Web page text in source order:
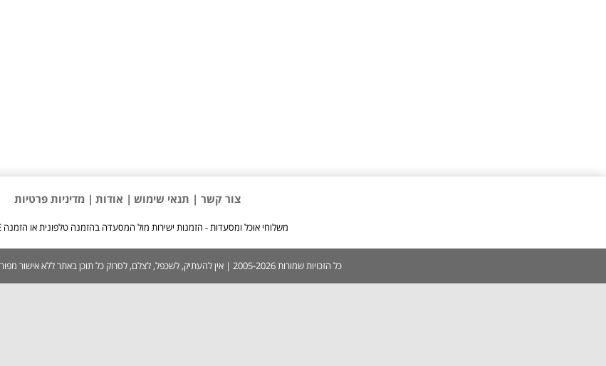
צור קשר | תנאי שימוש | אודות | מדיניות פרטיות
משלוחי אוכל ומסעדות - הזמנות ישירות מול המסעדה בהזמנה טלפונית או הזמנה ONLINE
כל הזכויות שמורות 2005-2026 | אין להעתיק, לשכפל, לצלם, לסרוק כל תוכן באתר ללא אישור מפורש בכתב ממערכת האתר.